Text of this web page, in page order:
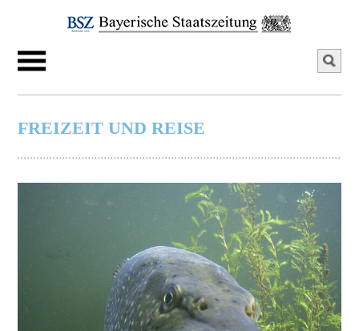
FREIZEIT UND REISE